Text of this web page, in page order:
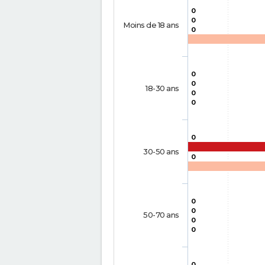
0
0
0
0
0
0
0
0
0
0
0
0
0
Moins de 18 ans
18-30 ans
30-50 ans
50-70 ans